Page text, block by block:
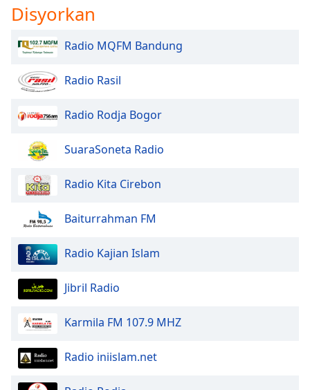
Text
Background
Color
Opacity
Caption
Background
Color
Font
Edge
Style
Disyorkan
Radio MQFM Bandung
Radio Rasil
Radio Rodja Bogor
SuaraSoneta Radio
Radio Kita Cirebon
Baiturrahman FM
Radio Kajian Islam
Jibril Radio
Karmila FM 107.9 MHZ
Radio iniislam.net